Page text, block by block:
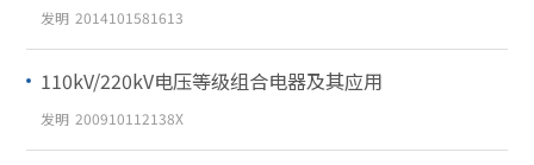
发明 2014101581613
110kV/220kV电压等级组合电器及其应用
发明 200910112138X